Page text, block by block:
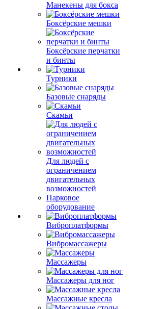
Манекены для бокса
Боксёрские мешки
Боксёрские перчатки
и бинты
Турники
Базовые снаряды
Скамьи
Для людей с
ограничением
двигательных
возможностей
Парковое
оборудование
Виброплатформы
Вибромассажеры
Массажеры
Массажеры для ног
Массажные кресла